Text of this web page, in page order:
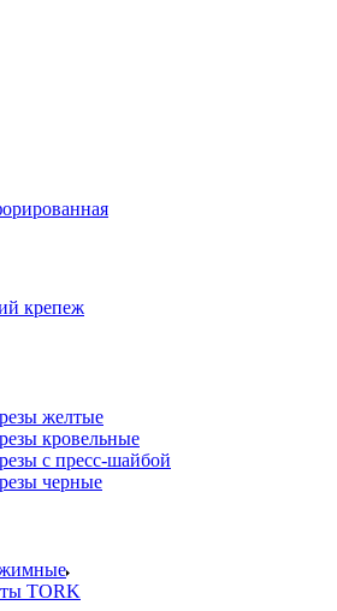
крепеж
желтые
кровельные
с пресс-шайбой
черные
TORK